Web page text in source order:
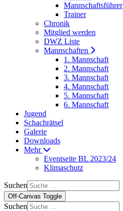
Mannschaftsführer
Trainer
Chronik
Mitglied werden
DWZ Liste
Mannschaften
1. Mannschaft
2. Mannschaft
3. Mannschaft
4. Mannschaft
5. Mannschaft
6. Mannschaft
Jugend
Schachrätsel
Galerie
Downloads
Mehr
Eventseite BL 2023/24
Klimaschutz
Suchen
Off-Canvas Toggle
Suchen